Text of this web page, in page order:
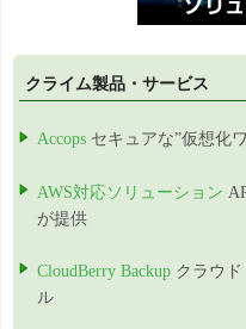
クライム製品・サービス
Accops セキュアな”仮想化
AWS対応ソリューション
が提供
CloudBerry Backup クラウ
ル